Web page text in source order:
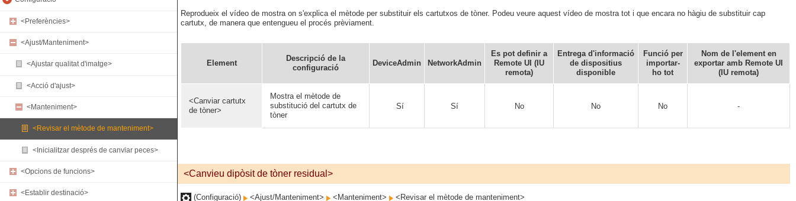
<Preferències>
<Ajust/Manteniment>
<Ajustar qualitat d'imatge>
<Acció d'ajust>
<Manteniment>
<Revisar el mètode de manteniment>
<Inicialitzar després de canviar peces>
<Opcions de funcions>
<Establir destinació>
Reprodueix el vídeo de mostra on s'explica el mètode per substituir els cartutxos de tòner. Podeu veure aquest vídeo de mostra tot i que encara no hàgiu de substituir cap
cartutx, de manera que entengueu el procés prèviament.
Element
Descripció de la
configuració
DeviceAdmin NetworkAdmin
Es pot definir a
Remote UI (IU
remota)
Entrega d'informació
de dispositius
disponible
Funció per
importar-
ho tot
Nom de l'element en
exportar amb Remote UI
(IU remota)
<Canviar cartutx
de tòner>
Mostra el mètode de
substitució del cartutx de
tòner
Sí Sí No No No -
<Canvieu dipòsit de tòner residual>
(Configuració) <Ajust/Manteniment> <Manteniment> <Revisar el mètode de manteniment>